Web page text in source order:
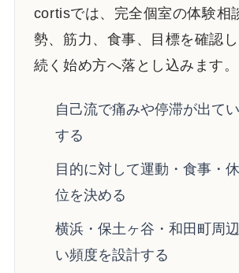
cortisでは、完全個室の体験相
勢、筋力、食事、目標を確認
続く始め方へ落とし込みます。
自己流で痛みや停滞が出て
する
目的に対して運動・食事・
位を決める
横浜・保土ヶ谷・和田町周
い頻度を設計する